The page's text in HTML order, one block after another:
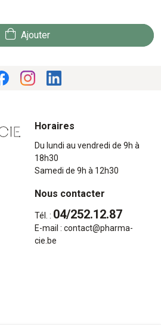
Ajouter
Horaires
Du lundi au vendredi de 9h à
18h30
Samedi de 9h à 12h30
Nous contacter
Tél. : 04/252.12.87
E-mail : contact@pharma-
cie.be